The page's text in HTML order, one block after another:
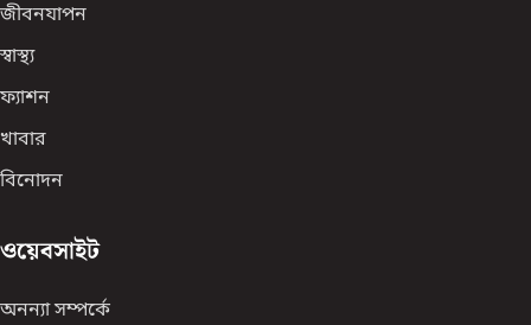
জীবনযাপন
স্বাস্থ্য
ফ্যাশন
খাবার
বিনোদন
ওয়েবসাইট
অনন্যা সম্পর্কে